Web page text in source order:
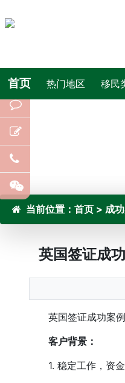
首页 热门地区 移民
当前位置： 首页 > 成
英国签证成
英国签证成功案例-
客户背景：
1. 稳定工作，资金